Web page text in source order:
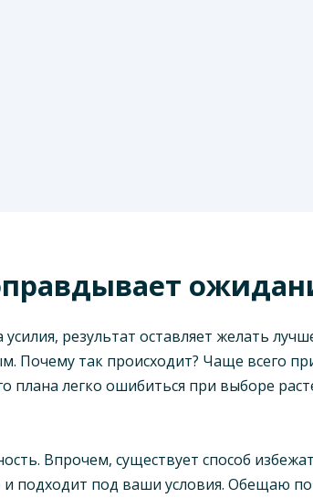
результат оставляет желать
Почему так происходит? Чаще всего
плана легко ошибиться при выборе
Впрочем, существует способ
и подходит под ваши условия. Обещаю